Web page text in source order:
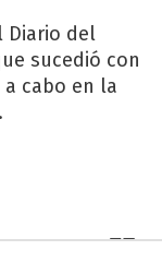
Diario del
sucedió con
cabo en la